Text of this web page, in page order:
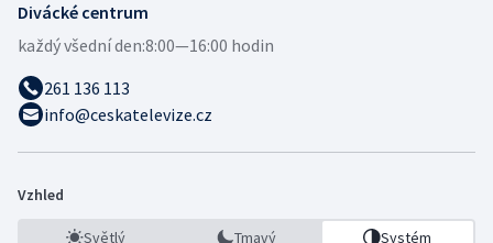
Divácké centrum
každý všední den:8:00—16:00 hodin
261 136 113
info@ceskatelevize.cz
Vzhled
Světlý Tmavý Systém